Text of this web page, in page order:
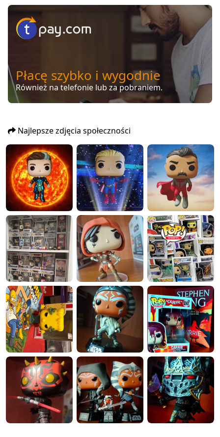
Płacę szybko i wygodnie
Również na telefonie lub za pobraniem.
Najlepsze zdjęcia społeczności